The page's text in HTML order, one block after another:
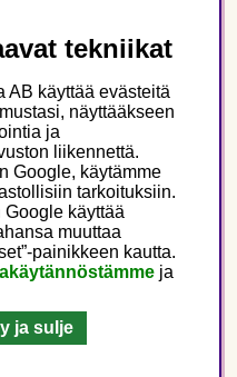
tekniikat
AB käyttää evästeitä
näyttääkseen
ja
liikennettä.
Google, käytämme
tarkoituksiin.
käyttää
muuttaa
painikkeen kautta.
ja
ja sulje